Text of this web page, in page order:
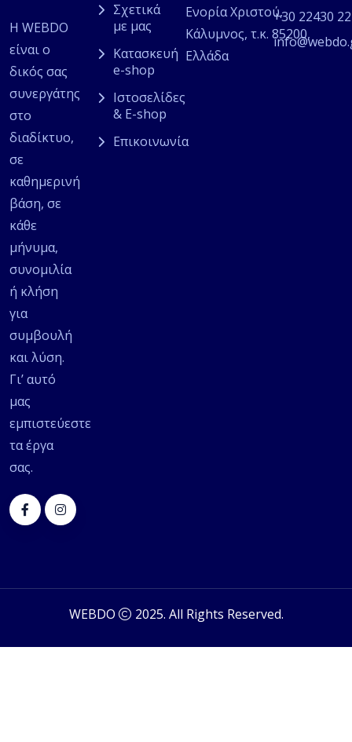
Η WEBDO
είναι ο
δικός σας
συνεργάτης
στο
διαδίκτυο,
σε
καθημερινή
βάση, σε
κάθε
μήνυμα,
συνομιλία
ή κλήση
για
συμβουλή
και λύση.
Γι’ αυτό
μας
εμπιστεύεστε
τα έργα
σας.
Σχετικά
με μας
Κατασκευή
e-shop
Ιστοσελίδες
& E-shop
Επικοινωνία
Ενορία Χριστού,
Κάλυμνος, τ.κ. 85200,
Ελλάδα
+30 22430
WEBDO 2025. All Rights Reserved.